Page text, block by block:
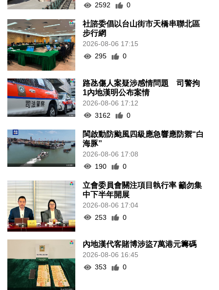
2592
0
社諮委倡以台山街市天橋串聯北區
步行網
2026-08-06 17:15
295
0
路氹傷人案疑涉感情問題 司警拘
1內地漢明公布案情
2026-08-06 17:12
3162
0
閩啟動防颱風四級應急響應防禦“白
海豚”
2026-08-06 17:08
190
0
立會委員會關注項目執行率 籲勿集
中下半年開展
2026-08-06 17:04
253
0
內地漢代客賭博涉盜7萬港元籌碼
2026-08-06 16:45
353
0